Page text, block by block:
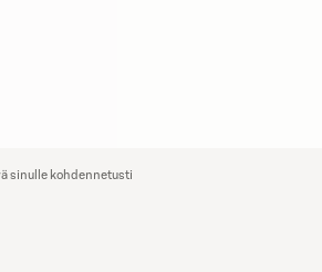
sinulle kohdennetusti